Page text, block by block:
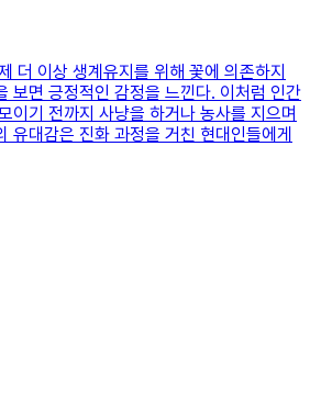
더 이상 생계유지를 위해 꽃에 의존하지
보면 긍정적인 감정을 느낀다. 이처럼 인간
이기 전까지 사냥을 하거나 농사를 지으며
유대감은 진화 과정을 거친 현대인들에게